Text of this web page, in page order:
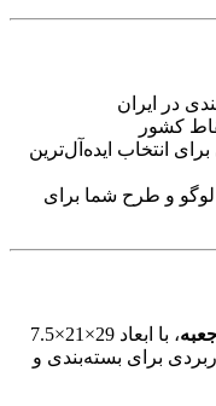
در ایران
کشور
انتخاب ایده‌آل‌ترین
و طرح شما برای
جعبه
، با ابعاد 29×21×7.5
برای بسته‌بندی و